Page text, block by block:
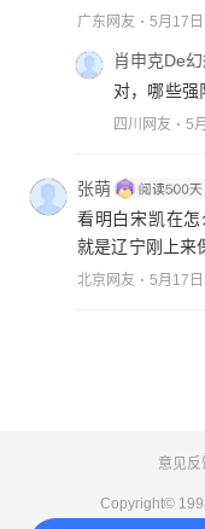
广东网友 5月17日
肖申克De幻
对，哪些强
四川网友 5
张萌
看明白宋凯在
就是辽宁刚上来
北京网友 5月17日
意见反
Copyright©